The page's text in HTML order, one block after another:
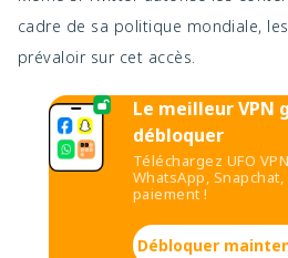
cadre de sa politique mondiale,
prévaloir sur cet accès.
Le meilleur
débloquer
Téléchargez UFO
WhatsApp,
paiement !
Débloquer